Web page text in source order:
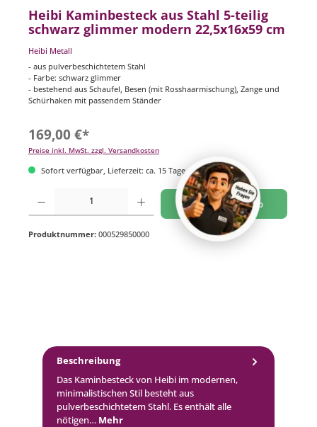
Heibi Kaminbesteck aus Stahl 5-teilig
schwarz glimmer modern 22,5x16x59 cm
Heibi Metall
- aus pulverbeschichtetem Stahl
- Farbe: schwarz glimmer
- bestehend aus Schaufel, Besen (mit Rosshaarmischung), Zange und
Schürhaken mit passendem Ständer
169,00 €*
Preise inkl. MwSt. zzgl. Versandkosten
Sofort verfügbar, Lieferzeit: ca. 15 Tage
Produkt Anzahl: Gib den gewünschten Wert ein oder benutze die Schaltflächen um
In den Warenkorb
Produktnummer: 000529850000
Beschreibung
Das Kaminbesteck von Heibi im modernen,
minimalistischen Stil besteht aus
pulverbeschichtetem Stahl. Es enthält alle
nötigen… Mehr